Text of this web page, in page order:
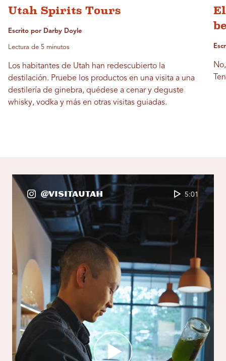
Utah Spirits Tours
Escrito por Darby Doyle
Lectura de 5 minutos
Los habitantes de Utah han redescubierto la
destilación. Pruebe los productos en una visita a una
destilería de ginebra, quédese a cenar y deguste
whisky, vodka y más en otras visitas guiadas.
@VisitaUtah 5:01